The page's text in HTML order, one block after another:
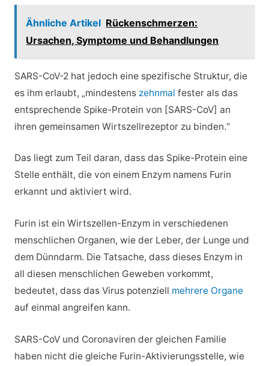
Ähnliche Artikel Rückenschmerzen:
Ursachen, Symptome und Behandlungen
SARS-CoV-2 hat jedoch eine spezifische Struktur, die
es ihm erlaubt, „mindestens zehnmal fester als das
entsprechende Spike-Protein von [SARS-CoV] an
ihren gemeinsamen Wirtszellrezeptor zu binden.“
Das liegt zum Teil daran, dass das Spike-Protein eine
Stelle enthält, die von einem Enzym namens Furin
erkannt und aktiviert wird.
Furin ist ein Wirtszellen-Enzym in verschiedenen
menschlichen Organen, wie der Leber, der Lunge und
dem Dünndarm. Die Tatsache, dass dieses Enzym in
all diesen menschlichen Geweben vorkommt,
bedeutet, dass das Virus potenziell mehrere Organe
auf einmal angreifen kann.
SARS-CoV und Coronaviren der gleichen Familie
haben nicht die gleiche Furin-Aktivierungsstelle, wie